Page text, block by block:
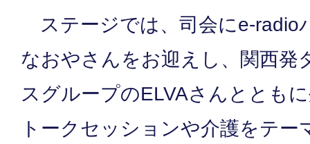
ステージでは、司会にe-radio
なおやさんをお迎えし、関西発
スグループのELVAさんととも
トークセッションや介護をテ